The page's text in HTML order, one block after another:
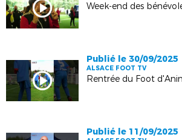
Publié le 30/09/2025
ALSACE FOOT TV
Publié le 11/09/2025